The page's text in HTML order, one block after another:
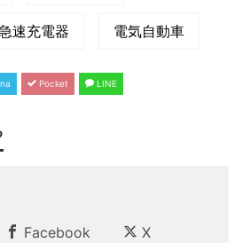
速充電器 電気自動車
Pocket LINE
Facebook X